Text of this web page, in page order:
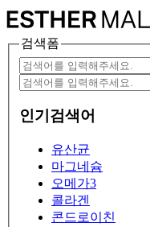
검색폼
인기검색어
유산균
마그네슘
오메가3
콜라겐
콘드로이친